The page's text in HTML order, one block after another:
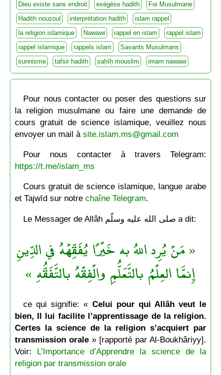
Dieu existe sans endroit
exégèse hadith
Foi Musulmane
Hadith nouzoul
interprétation hadith
islam rappel
la religion islamique
Nawawi rappel en islam
rappel islam
rappel islamique
rappels islam
Savants Musulmans
sunnisme
tafsir hadith ṣaḥīḥ mouslim imam nawawi
Pour nous contacter ou poser des questions sur
la religion musulmane ou faire une demande de
cours gratuit de science islamique, veuillez nous
envoyer un mail à site.islam.ms@gmail.com
Pour nous contacter à travers Telegram:
https://t.me/islam_ms
Cours gratuit de science islamique, langue arabe
et Tajwīd sur notre chaîne Telegram.
Le Messager de Allâh صلى الله عليه وسلّم a dit:
« مَنْ يُرِد اللهُ به خَيْرًا يُفَقِّهْهُ في الدِّينِ
إِنمَّا العِلْمُ بالتَّعَلُّمِ والْفِقْهُ بالتَّفَقُّهِ »
ce qui signifie: « Celui pour qui Allâh veut le
bien, Il lui facilite l’apprentissage de la religion.
Certes la science de la religion s’acquiert par
transmission orale» [rapporté par Al-Boukhâriyy].
Voir: L’Importance d’Apprendre la science de la
religion par transmission orale